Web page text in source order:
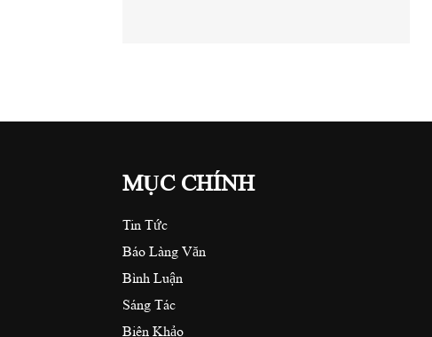
MỤC CHÍNH
Tin Tức
Báo Làng Văn
Bình Luận
Sáng Tác
Biên Khảo